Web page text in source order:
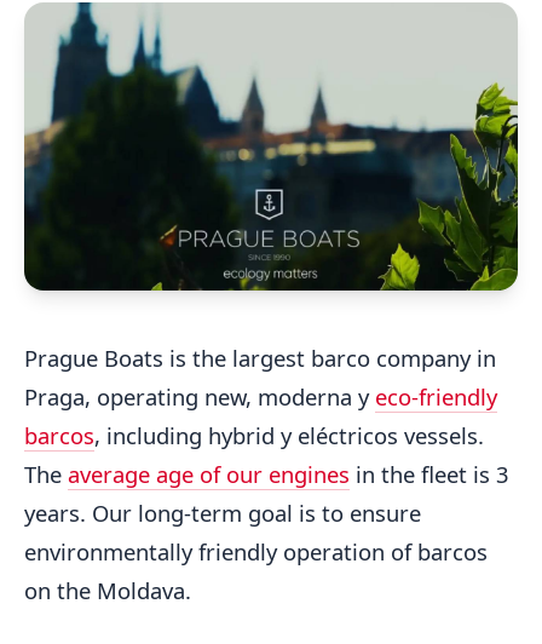
Prague Boats is the largest barco company in
Praga, operating new, moderna y eco-friendly
barcos, including hybrid y eléctricos vessels.
The average age of our engines in the fleet is 3
years. Our long-term goal is to ensure
environmentally friendly operation of barcos
on the Moldava.